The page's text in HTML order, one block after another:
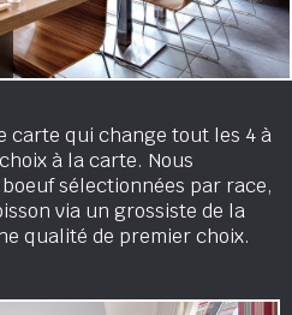
carte qui change tout les 4 à
à la carte. Nous
sélectionnées par race,
via un grossiste de la
qualité de premier choix.